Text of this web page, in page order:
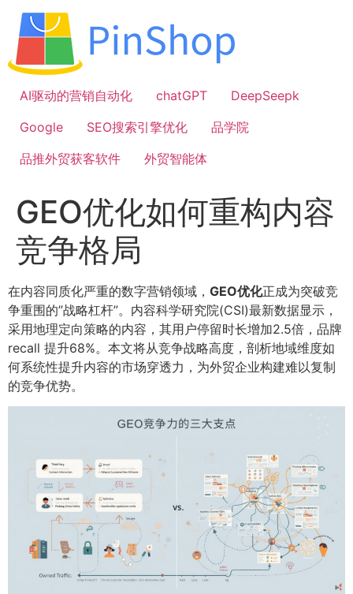
容
AI驱动的营销自动化
chatGPT
DeepSeepk
Google
SEO搜索引擎优化
品学院
品推外贸获客软件
外贸智能体
GEO优化如何重构内容
竞争格局
在内容同质化严重的数字营销领域， GEO优化正成为突破竞
争重围的”战略杠杆”。内容科学研究院(CSI)最新数据显示，
采用地理定向策略的内容，其用户停留时长增加2.5倍，品牌
recall 提升68%。本文将从竞争战略高度，剖析地域维度如
何系统性提升内容的市场穿透力，为外贸企业构建难以复制
的竞争优势。